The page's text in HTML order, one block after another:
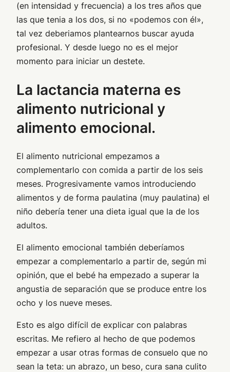
(en intensidad y frecuencia) a los tres años que
las que tenia a los dos, si no «podemos con él»,
tal vez deberiamos plantearnos buscar ayuda
profesional. Y desde luego no es el mejor
momento para iniciar un destete.
La lactancia materna es
alimento nutricional y
alimento emocional.
El alimento nutricional empezamos a
complementarlo con comida a partir de los seis
meses. Progresivamente vamos introduciendo
alimentos y de forma paulatina (muy paulatina) el
niño debería tener una dieta igual que la de los
adultos.
El alimento emocional también deberíamos
empezar a complementarlo a partir de, según mi
opinión, que el bebé ha empezado a superar la
angustia de separación que se produce entre los
ocho y los nueve meses.
Esto es algo difícil de explicar con palabras
escritas. Me refiero al hecho de que podemos
empezar a usar otras formas de consuelo que no
sean la teta: un abrazo, un beso, cura sana culito